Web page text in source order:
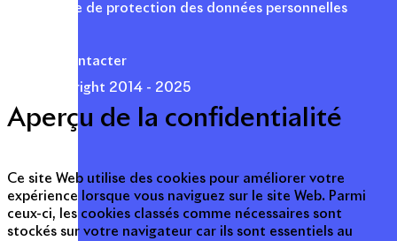
Politique de protection des données personnelles
Nous contacter
© Copyright 2014 - 2025
Aperçu de la confidentialité
Ce site Web utilise des cookies pour améliorer votre
expérience lorsque vous naviguez sur le site Web. Parmi
ceux-ci, les cookies classés comme nécessaires sont
stockés sur votre navigateur car ils sont essentiels au